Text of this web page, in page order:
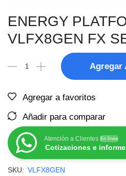
ENERGY
VLFX8GEN FX
Agregar
Agregar a favoritos
Añadir para comparar
Atención a Clientes En línea
Cotizaciones e
SKU: VLFX8GEN